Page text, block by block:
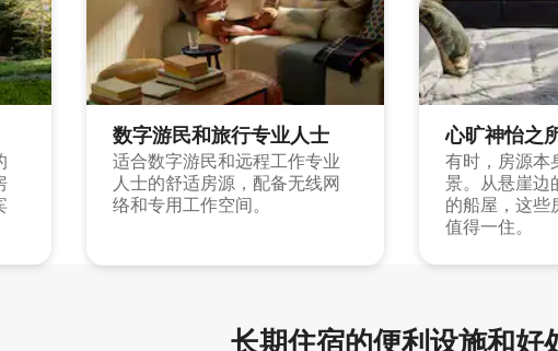
数字游民和旅行专业人士
适合数字游民和远程工作专业
人士的舒适房源，配备无线网
络和专用工作空间。
心旷神怡之
有时，房源本
景。从悬崖边
的船屋，这些
值得一住。
长期住宿的便利设施和好